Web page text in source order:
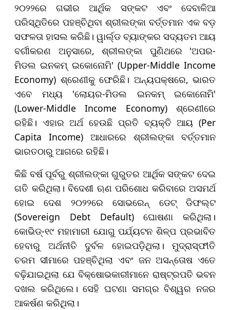
୨୦୨୨ରେ ଗଭୀର ଆର୍ଥିକ ସଙ୍କଟ ଏବଂ ଦେବାଳିଆ
ପରିସ୍ଥିତିରେ ପହଞ୍ଚିଥିବା ଶ୍ରୀଲଙ୍କା ବର୍ତ୍ତମାନ ଏକ ବଡ଼
ସଫଳତା ହାସଲ କରିଛି। ୱାର୍ଲ୍ଡ ବ୍ୟାଙ୍କର ସଦ୍ୟତମ ଆୟ
ବର୍ଗୀକରଣ ଅନୁସାରେ, ଶ୍ରୀଲଙ୍କା ପୁଣିଥରେ 'ଅପର-
ମିଡଲ ଇନକମ୍ ଇକୋନୋମି' (Upper-Middle Income
Economy) ଶ୍ରେଣୀକୁ ଫେରିଛି। ଅନ୍ୟପକ୍ଷରେ, ଭାରତ
ଏବେ ମଧ୍ୟ 'ଲୋୟର-ମିଡଲ ଇନକମ୍ ଇକୋନୋମି'
(Lower-Middle Income Economy) ଶ୍ରେଣୀରେ
ରହିଛି। ଏହାର ଅର୍ଥ ହେଉଛି ପ୍ରତି ବ୍ୟକ୍ତି ଆୟ (Per
Capita Income) ଆଧାରରେ ଶ୍ରୀଲଙ୍କା ବର୍ତ୍ତମାନ
ଭାରତଠାରୁ ଆଗରେ ରହିଛି।
କିଛି ବର୍ଷ ପୂର୍ବରୁ ଶ୍ରୀଲଙ୍କା ଗୁରୁତର ଆର୍ଥିକ ସଙ୍କଟ ଦେଇ
ଗତି କରିଥିଲା। ବିଦେଶୀ ଋଣ ପରିଶୋଧ କରିବାରେ ଅସମର୍ଥ
ହୋଇ ଦେଶ ୨୦୨୨ରେ ସୋଭରେନ୍ ଡେଟ୍ ଡିଫଲ୍ଟ
(Sovereign Debt Default) ଘୋଷଣା କରିଥିଲା।
କୋଭିଡ୍-୧୯ ମହାମାରୀ ଯୋଗୁ ପର୍ଯ୍ୟଟନ ଶିଳ୍ପ ପ୍ରଭାବିତ
ହେବାରୁ ଅର୍ଥନୀତି ଦୁର୍ବଳ ହୋଇପଡ଼ିଥିଲା। ମୁଦ୍ରାସ୍ଫୀତି
ଚରମ ସୀମାରେ ପହଞ୍ଚିଥିଲା ଏବଂ ଜନ ଅସନ୍ତୋଷ ଏତେ
ବଢ଼ିଯାଇଥିଲା ଯେ ବିକ୍ଷୋଭକାରୀମାନେ ରାଷ୍ଟ୍ରପତି ଭବନ
ଦଖଲ କରିଥିଲେ। ସେହି ଘଟଣା ସମଗ୍ର ବିଶ୍ୱର ନଜର
ଆକର୍ଷଣ କରିଥିଲା।